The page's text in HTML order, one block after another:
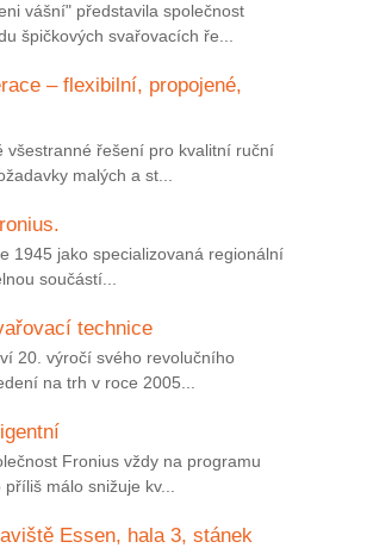
vášní" představila společnost
špičkových svařovacích ře...
– flexibilní, propojené,
všestranné řešení pro kvalitní ruční
malých a st...
1945 jako specializovaná regionální
součástí...
technice
20. výročí svého revolučního
na trh v roce 2005...
Fronius vždy na programu
málo snižuje kv...
Essen, hala 3, stánek